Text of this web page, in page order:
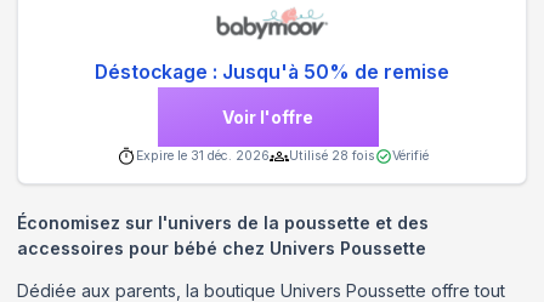
Déstockage : Jusqu'à 50% de remise
Voir l'offre
Expire le 31 déc. 2026 Utilisé 28 fois Vérifié
Économisez sur l'univers de la poussette et des
accessoires pour bébé chez Univers Poussette
Dédiée aux parents, la boutique Univers Poussette offre tout